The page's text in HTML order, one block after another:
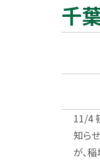
千
11/4
知ら
が、